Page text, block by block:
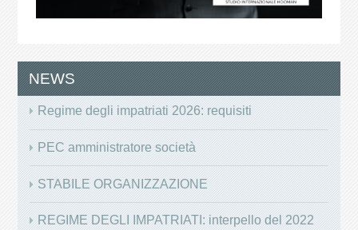
NEWS
Regime degli impatriati 2026: requisiti
PEC amministratore società
STABILE ORGANIZZAZIONE
REGIME DEGLI IMPATRIATI: interpello del 2022